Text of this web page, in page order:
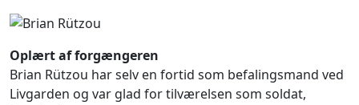
Oplært af forgængeren
Brian Rützou har selv en fortid som befalingsmand ved
Livgarden og var glad for tilværelsen som soldat,